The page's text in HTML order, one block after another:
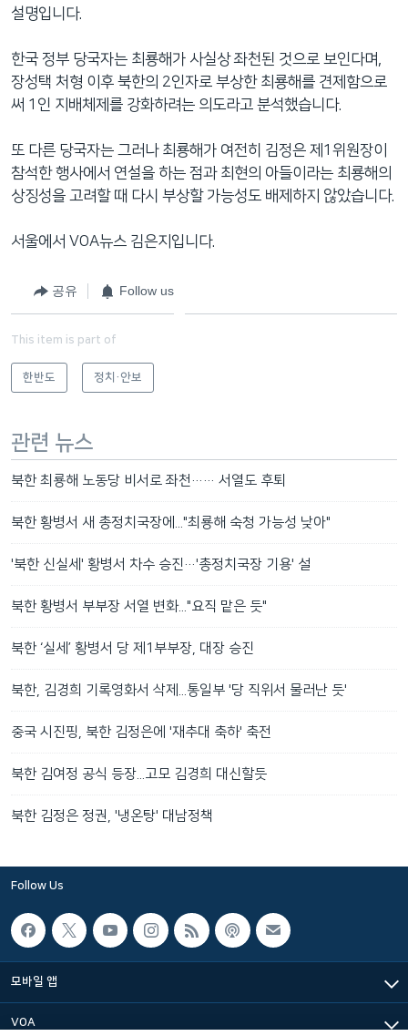
설명입니다.
한국 정부 당국자는 최룡해가 사실상 좌천된 것으로 보인다며,
장성택 처형 이후 북한의 2인자로 부상한 최룡해를 견제함으로
써 1인 지배체제를 강화하려는 의도라고 분석했습니다.
또 다른 당국자는 그러나 최룡해가 여전히 김정은 제1위원장이
참석한 행사에서 연설을 하는 점과 최현의 아들이라는 최룡해의
상징성을 고려할 때 다시 부상할 가능성도 배제하지 않았습니다.
서울에서 VOA뉴스 김은지입니다.
공유 Follow us
This item is part of
한반도 정치·안보
관련 뉴스
북한 최룡해 노동당 비서로 좌천…… 서열도 후퇴
북한 황병서 새 총정치국장에..."최룡해 숙청 가능성 낮아"
'북한 신실세' 황병서 차수 승진…'총정치국장 기용' 설
북한 황병서 부부장 서열 변화..."요직 맡은 듯"
북한 ‘실세’ 황병서 당 제1부부장, 대장 승진
북한, 김경희 기록영화서 삭제...통일부 '당 직위서 물러난 듯'
중국 시진핑, 북한 김정은에 '재추대 축하' 축전
북한 김여정 공식 등장...고모 김경희 대신할듯
북한 김정은 정권, '냉온탕' 대남정책
Follow Us
모바일 앱
VOA